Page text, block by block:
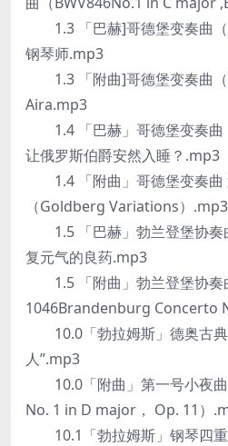
1.3 「巴赫]哥德堡变奏曲（
钢琴师.mp3
1.3 「附曲]哥德堡变奏曲（
Aira.mp3
1.4 「巴赫」哥德堡变奏曲
让俄罗斯伯爵安然入睡？.mp3
1.4 「附曲」哥德堡变奏曲
（Goldberg Variations）.mp3
1.5 「巴赫」勃兰登堡协奏
复元气的良药.mp3
1.5 「附曲」勃兰登堡协奏
1046Brandenburg Concerto
10.0「勃拉姆斯」德奥古典
人”.mp3
10.0「附曲」第一号小夜曲
No. 1 in D major， Op. 11）
10.1「勃拉姆斯」钢琴四重